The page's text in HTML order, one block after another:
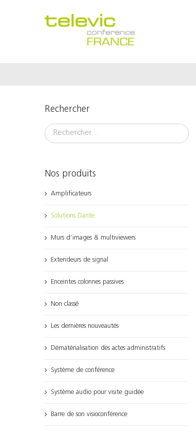
Rechercher
Nos produits
Amplificateurs
Solutions Dante
Murs d’images & multiviewers
Extendeurs de signal
Enceintes colonnes passives
Non classé
Les dernières nouveautés
Dématérialisation des actes administratifs
Système de conférence
Système audio pour visite guidée
Barre de son visioconférence